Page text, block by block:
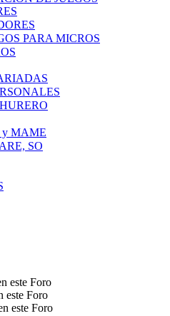
PARA MICROS
MAME
SO
este Foro
este Foro
este Foro